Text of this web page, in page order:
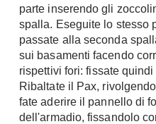
parte inserendo gli
spalla. Eseguite lo stesso
passate alla seconda
sui basamenti facendo
rispettivi fori: fissate
Ribaltate il Pax,
fate aderire il pannello di
dell'armadio, fissandolo